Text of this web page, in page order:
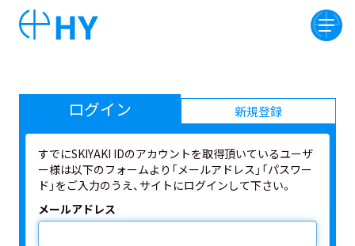
ログイン 新規登録
すでにSKIYAKI IDのアカウントを取得頂いているユーザ
ー様は以下のフォームより「メールアドレス」「パスワー
ド」をご入力のうえ、サイトにログインして下さい。
メールアドレス